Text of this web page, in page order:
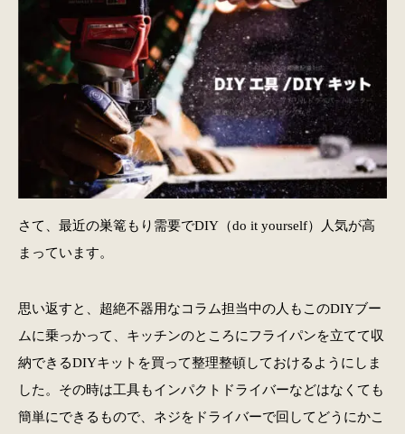
さて、最近の巣篭もり需要でDIY（do it yourself）人気が高
まっています。
思い返すと、超絶不器用なコラム担当中の人もこのDIYブー
ムに乗っかって、キッチンのところにフライパンを立てて収
納できるDIYキットを買って整理整頓しておけるようにしま
した。その時は工具もインパクトドライバーなどはなくても
簡単にできるもので、ネジをドライバーで回してどうにかこ